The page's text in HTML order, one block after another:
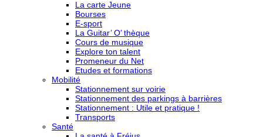
La carte Jeune
Bourses
E-sport
La Guitar’ O’ thèque
Cours de musique
Explore ton talent
Promeneur du Net
Etudes et formations
Mobilité
Stationnement sur voirie
Stationnement des parkings à barrières
Stationnement : Utile et pratique !
Transports
Santé